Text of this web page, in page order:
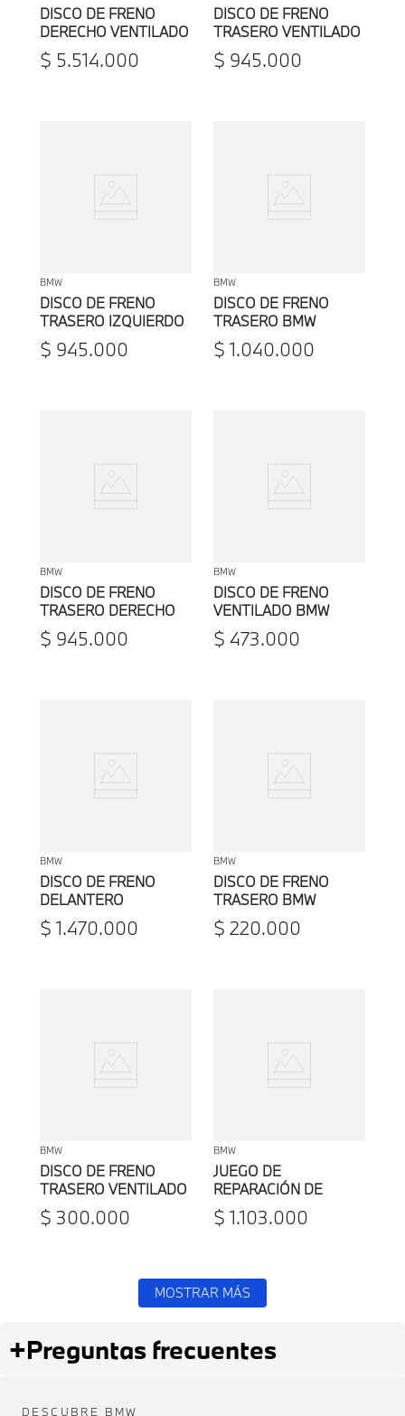
DISCO DE FRENO
DERECHO VENTILADO
PERFORADO BMW
$ 5.514.000
DISCO DE FRENO
TRASERO VENTILADO
BMW SERIE 1
F40/SERIE 2 F44/X2
$ 945.000
BMW
DISCO DE FRENO
TRASERO IZQUIERDO
VENTILADO LIGERO
BMW
$ 945.000
BMW
DISCO DE FRENO
TRASERO BMW
$ 1.040.000
BMW
DISCO DE FRENO
TRASERO DERECHO
VENTILADO LIGERO
BMW
$ 945.000
BMW
DISCO DE FRENO
VENTILADO BMW
$ 473.000
BMW
DISCO DE FRENO
DELANTERO
VENTILADO LIGERO
BMW
$ 1.470.000
BMW
DISCO DE FRENO
TRASERO BMW
$ 220.000
BMW
DISCO DE FRENO
TRASERO VENTILADO
BMW SERIE 3 E46
$ 300.000
BMW
JUEGO DE
REPARACIÓN DE
PASTILLAS DE FRENO
TRASERO BMW
$ 1.103.000
MOSTRAR MÁS
+Preguntas frecuentes
DESCUBRE BMW